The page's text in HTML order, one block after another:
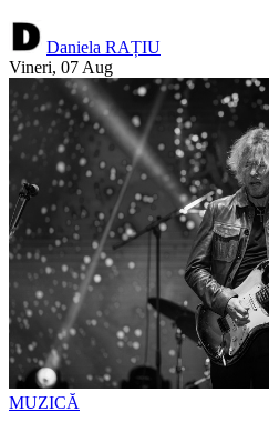
Daniela RAȚIU
Vineri, 07 Aug
MUZICĂ